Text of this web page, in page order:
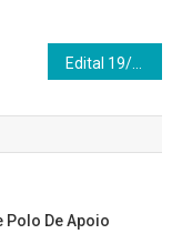
Polo De Apoio